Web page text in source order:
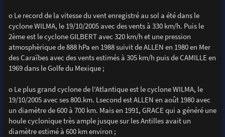
o Le record de la vitesse du vent enregistré au sol a été dans le
cyclone WILMA, le 19/10/2005 avec des vents à 330 km/h. Puis le
2ème est le cyclone GILBERT avec 320 km/h et une pression
atmosphèrique de 888 hPa en 1988 suivit de ALLEN en 1980 en Mer
des Caraïbes avec des vents estimés à 305 km/h puis de CAMILLE en
1969 dans le Golfe du Mexique ;
o Le plus grand cyclone de l'Atlantique est le cyclone WILMA, le
19/10/2005 avec ses 800.km. Lsecond est ALLEN en août 1980 avec
un diamètre de 600 à 700 km. Mais en 1991, GRACE qui a généré une
houle cyclonique très ample jusque sur les Antilles avait un
diamètre estimé à 600 km environ ;